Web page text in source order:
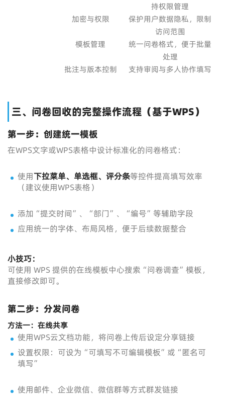
持权限管理
加密与权限
保护用户数据隐私，限制
访问范围
模板管理
统一问卷格式，便于批量
处理
批注与版本控制
支持审阅与多人协作填写
三、问卷回收的完整操作流程（基于WPS）
第一步：创建统一模板
在WPS文字或WPS表格中设计标准化的问卷格式：
使用下拉菜单、单选框、评分条等控件提高填写效率
（建议使用WPS表格）
添加“提交时间”、“部门”、“编号”等辅助字段
应用统一的字体、布局风格，便于后续数据整合
小技巧：
可使用 WPS 提供的在线模板中心搜索“问卷调查”模板，
直接修改即可。
第二步：分发问卷
方法一：在线共享
使用WPS云文档功能，将问卷上传后设定分享链接
设置权限：可设为“可填写不可编辑模板”或“匿名可
填写”
使用邮件、企业微信、微信群等方式群发链接